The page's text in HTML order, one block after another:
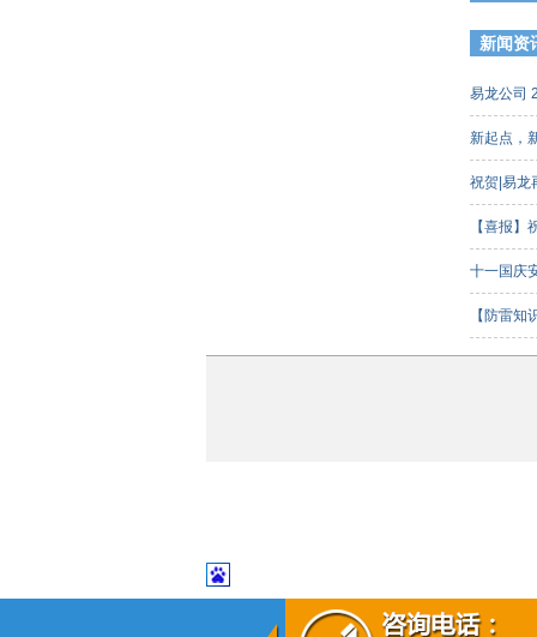
新闻资
易龙公司
新起点，
祝贺|易龙
【喜报
十一国庆
【防雷知